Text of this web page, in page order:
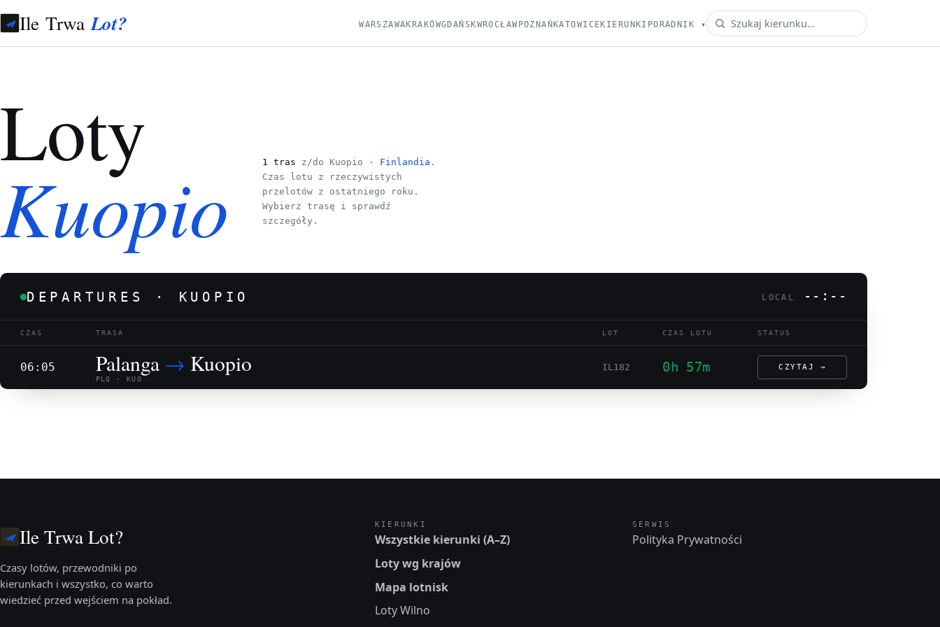
Ile TrwaLot? WARSZAWAKRAKÓWGDAŃSKWROCŁAW POZNAŃKATOWICEKIERUNKI PORADNIK ▾
Loty
Kuopio 1 tras z/do Kuopio · Finlandia .
Czas lotu z rzeczywistych
przelotów z ostatniego roku.
Wybierz trasę i sprawdź
szczegóły.
DEPARTURES · KUOPIO LOCAL --:--
CZAS TRASA LOT CZAS LOTU STATUS
06:05 Palanga → Kuopio
PLQ · KUO
IL182 0h 57m CZYTAJ →
Ile Trwa Lot?
Czasy lotów, przewodniki po
kierunkach i wszystko, co warto
wiedzieć przed wejściem na pokład.
KIERUNKI
Wszystkie kierunki (A–Z)
Loty wg krajów
Mapa lotnisk
Loty Wilno
SERWIS
Polityka Prywatności